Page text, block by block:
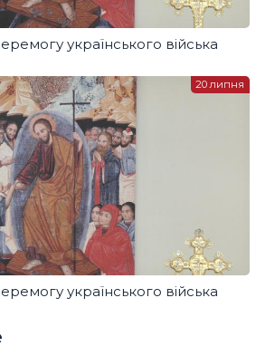
українського війська
українського війська
20 липня